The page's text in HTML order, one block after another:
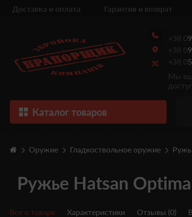
Доставка и оплата Гарантия и возврат
+38 0
+38 0
+38 0
Мы
Каталог товаров
Оружие Гладкоствольное оружие
Ружье Hatsan
Все о товаре Характеристики Отзывы (0)